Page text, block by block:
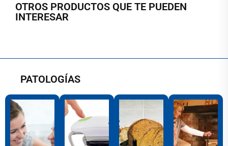
OTROS PRODUCTOS QUE TE PUEDEN
INTERESAR
PATOLOGÍAS